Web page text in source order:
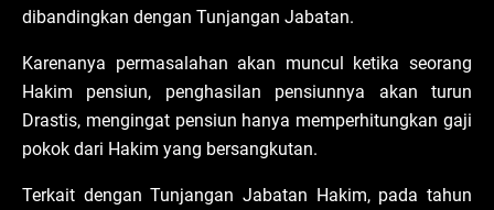
dibandingkan dengan Tunjangan Jabatan.
Karenanya permasalahan akan muncul ketika seorang
Hakim pensiun, penghasilan pensiunnya akan turun
Drastis, mengingat pensiun hanya memperhitungkan gaji
pokok dari Hakim yang bersangkutan.
Terkait dengan Tunjangan Jabatan Hakim, pada tahun